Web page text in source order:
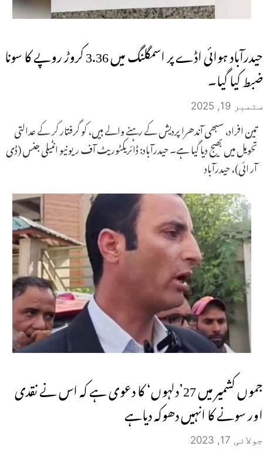
حیدرآباد ہوائی اڈے پر اسمگلنگ میں 3.36 کروڑ روپے کا سونا
ضبط کیا گیا۔
ستمبر 19, 2025
تین افراد، سبھی آندھرا پردیش کے رہنے والے ہیں، کو گرفتار کر کے عدالتی
تحویل میں بھیج دیا گیا ہے۔ حیدرآباد: ڈائریکٹوریٹ آف ریونیو انٹیلی جنس (ڈی
آر ائی)، حیدرآباد
جموں کشمیر میں 27’دلہوں‘ کا دعوی ہے کہ اس نے نقدی
اور سونے کا انہیں دھوکہ دیاہے
جولائی 17, 2023